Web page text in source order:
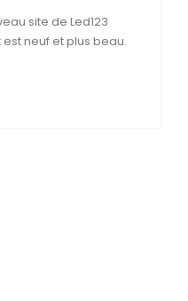
site de Led123
neuf et plus beau.